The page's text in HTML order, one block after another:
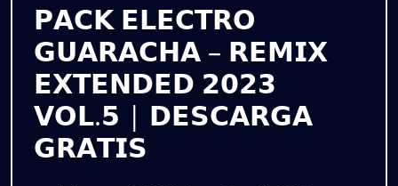
𝗣𝗔𝗖𝗞 𝗘𝗟𝗘𝗖𝗧𝗥𝗢
𝗚𝗨𝗔𝗥𝗔𝗖𝗛𝗔 – 𝗥𝗘𝗠𝗜𝗫
𝗘𝗫𝗧𝗘𝗡𝗗𝗘𝗗 𝟮𝟬𝟮𝟯
𝗩𝗢𝗟.𝟱 | 𝗗𝗘𝗦𝗖𝗔𝗥𝗚𝗔
𝗚𝗥𝗔𝗧𝗜𝗦